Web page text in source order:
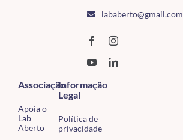
lababerto@gmail.com
Associação
Apoia o
Lab
Aberto
Informação
Legal
Política de
privacidade